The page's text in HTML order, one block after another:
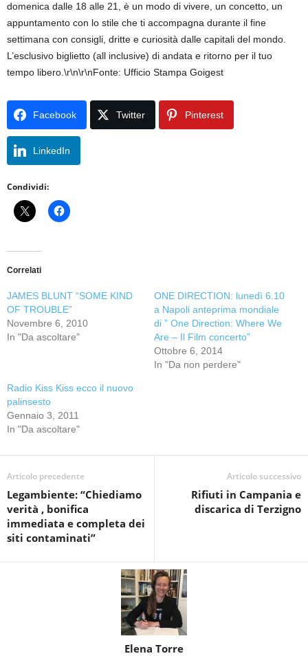
domenica dalle 18 alle 21, è un modo di vivere, un concetto, un
appuntamento con lo stile che ti accompagna durante il fine
settimana con consigli, dritte e curiosità dalle capitali del mondo.
L’esclusivo biglietto (all inclusive) di andata e ritorno per il tuo
tempo libero.\r\n\r\nFonte: Ufficio Stampa Goigest
Facebook Twitter Pinterest
LinkedIn
Condividi:
Correlati
JAMES BLUNT “SOME KIND
OF TROUBLE”
Novembre 6, 2010
In "Da ascoltare"
ONE DIRECTION: lunedì 6.10
a Napoli anteprima mondiale
di ” One Direction: Where We
Are – Il Film concerto”
Ottobre 6, 2014
In "Da non perdere"
Radio Kiss Kiss ecco il nuovo
palinsesto
Gennaio 3, 2011
In "Da ascoltare"
Articolo precedente
Legambiente: “Chiediamo
verità , bonifica
immediata e completa dei
siti contaminati”
Articolo successivo
Rifiuti in Campania e
discarica di Terzigno
Elena Torre